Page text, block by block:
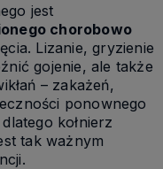
jest
chorobowo
Lizanie, gryzienie
gojenie, ale także
– zakażeń,
ponownego
kołnierz
tak ważnym